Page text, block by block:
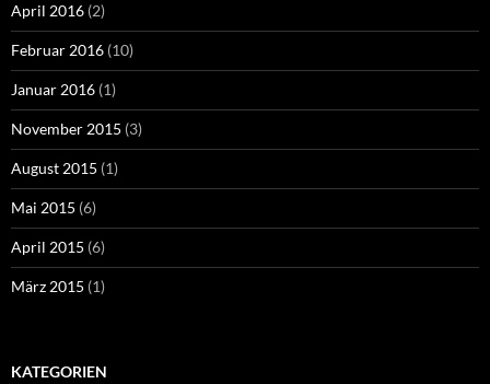
April 2016 (2)
Februar 2016 (10)
Januar 2016 (1)
November 2015 (3)
August 2015 (1)
Mai 2015 (6)
April 2015 (6)
März 2015 (1)
KATEGORIEN